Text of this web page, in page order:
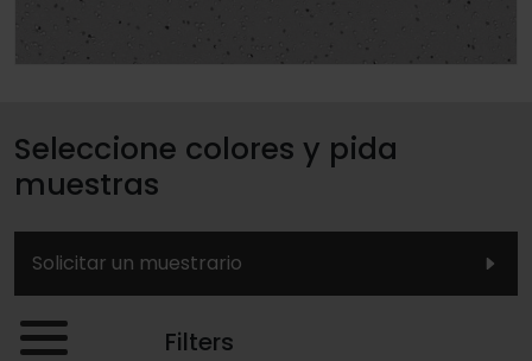
Seleccione colores y pida
muestras
Solicitar un muestrario
Filters